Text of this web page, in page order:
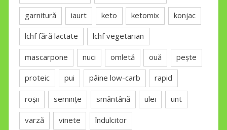
garnitură iaurt keto ketomix konjac
lchf fără lactate lchf vegetarian
mascarpone nuci omletă ouă pește
proteic pui pâine low-carb rapid
roșii semințe smântână ulei unt
varză vinete îndulcitor